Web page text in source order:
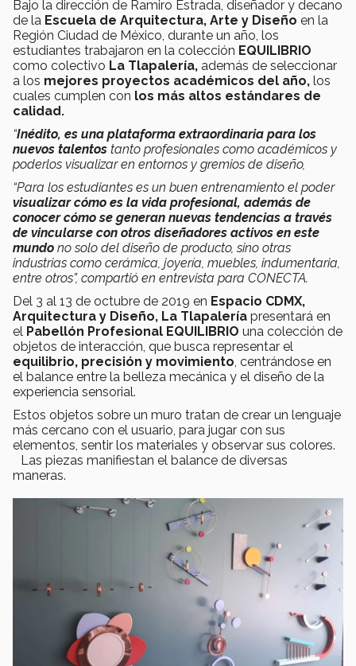
Bajo la dirección de Ramiro Estrada, diseñador y decano
de la Escuela de Arquitectura, Arte y Diseño en la
Región Ciudad de México, durante un año, los
estudiantes trabajaron en la colección EQUILIBRIO
como colectivo La Tlapalería, además de seleccionar
a los mejores proyectos académicos del año, los
cuales cumplen con los más altos estándares de
calidad.
“Inédito, es una plataforma extraordinaria para los
nuevos talentos tanto profesionales como académicos y
poderlos visualizar en entornos y gremios de diseño,
“Para los estudiantes es un buen entrenamiento el poder
visualizar cómo es la vida profesional, además de
conocer cómo se generan nuevas tendencias a través
de vincularse con otros diseñadores activos en este
mundo no solo del diseño de producto, sino otras
industrias como cerámica, joyería, muebles, indumentaria,
entre otros”, compartió en entrevista para CONECTA.
Del 3 al 13 de octubre de 2019 en Espacio CDMX,
Arquitectura y Diseño, La Tlapalería presentará en
el Pabellón Profesional EQUILIBRIO una colección de
objetos de interacción, que busca representar el
equilibrio, precisión y movimiento , centrándose en
el balance entre la belleza mecánica y el diseño de la
experiencia sensorial.
Estos objetos sobre un muro tratan de crear un lenguaje
más cercano con el usuario, para jugar con sus
elementos, sentir los materiales y observar sus colores.
Las piezas manifiestan el balance de diversas
maneras.